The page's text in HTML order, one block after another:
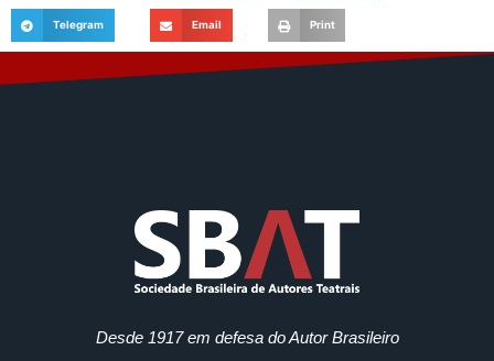
Telegram Email Print
Desde 1917 em defesa do Autor Brasileiro